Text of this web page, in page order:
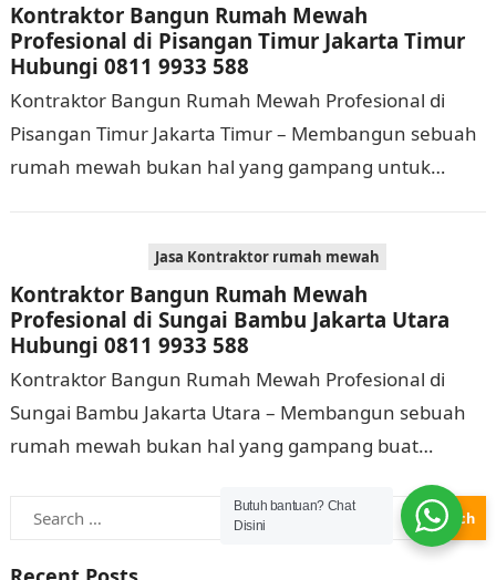
Kontraktor Bangun Rumah Mewah
Profesional di Pisangan Timur Jakarta Timur
Hubungi 0811 9933 588
Kontraktor Bangun Rumah Mewah Profesional di
Pisangan Timur Jakarta Timur – Membangun sebuah
rumah mewah bukan hal yang gampang untuk
Jasa Kontraktor rumah mewah
Kontraktor Bangun Rumah Mewah
Profesional di Sungai Bambu Jakarta Utara
Hubungi 0811 9933 588
Kontraktor Bangun Rumah Mewah Profesional di
Sungai Bambu Jakarta Utara – Membangun sebuah
rumah mewah bukan hal yang gampang buat
dilaksanakan. Selain memerlukan waktu dan biaya
yang cukup banyak,…
Search
for:
Butuh bantuan? Chat
Disini